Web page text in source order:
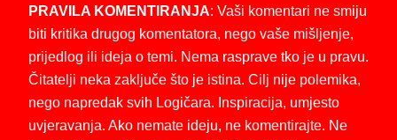
PRAVILA KOMENTIRANJA: Vaši komentari ne smiju
biti kritika drugog komentatora, nego vaše mišljenje,
prijedlog ili ideja o temi. Nema rasprave tko je u pravu.
Čitatelji neka zaključe što je istina. Cilj nije polemika,
nego napredak svih Logičara. Inspiracija, umjesto
uvjeravanja. Ako nemate ideju, ne komentirajte. Ne